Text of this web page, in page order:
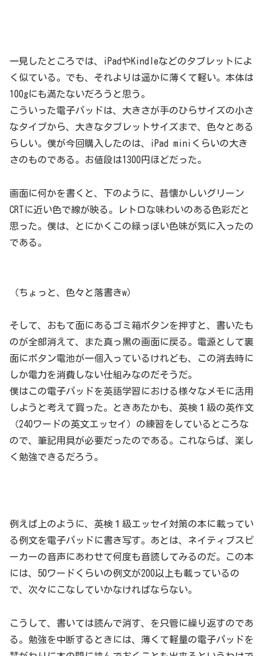
一見したところでは、iPadやKindleなどのタブレットによ
く似ている。でも、それよりは遥かに薄くて軽い。本体は
100gにも満たないだろうと思う。
こういった電子パッドは、大きさが手のひらサイズの小さ
なタイプから、大きなタブレットサイズまで、色々とある
らしい。僕が今回購入したのは、iPad miniくらいの大き
さのものである。お値段は1300円ほどだった。
画面に何かを書くと、下のように、昔懐かしいグリーン
CRTに近い色で線が映る。レトロな味わいのある色彩だと
思った。僕は、とにかくこの緑っぽい色味が気に入ったの
である。
（ちょっと、色々と落書きw）
そして、おもて面にあるゴミ箱ボタンを押すと、書いたも
のが全部消えて、また真っ黒の画面に戻る。電源として裏
面にボタン電池が一個入っているけれども、この消去時に
しか電力を消費しない仕組みなのだそうだ。
僕はこの電子パッドを英語学習における様々なメモに活用
しようと考えて買った。ときあたかも、英検１級の英作文
（240ワードの英文エッセイ）の練習をしているところな
ので、筆記用具が必要だったのである。これならば、楽し
く勉強できるだろう。
例えば上のように、英検１級エッセイ対策の本に載ってい
る例文を電子パッドに書き写す。あとは、ネイティブスピ
ーカーの音声にあわせて何度も音読してみるのだ。この本
には、50ワードくらいの例文が200以上も載っているの
で、次々にこなしていかなければならない。
こうして、書いては読んで消す、を只管に繰り返すのであ
る。勉強を中断するときには、薄くて軽量の電子パッドを